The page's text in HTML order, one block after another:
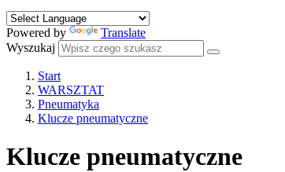
Powered by
Translate
Wyszukaj
Start
WARSZTAT
Pneumatyka
Klucze pneumatyczne
Klucze pneumatyczne